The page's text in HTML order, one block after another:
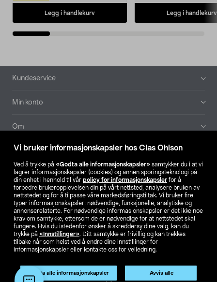
Vi bruker informasjonskapsler hos Clas Ohlson
Ved å trykke på «Godta alle informasjonskapsler» samtykker du i at vi
lagrer informasjonskapsler (cookies) og annen sporingsteknologi på
din enhet i henhold til vår policy for informasjonskapsler for å
forbedre brukeropplevelsen din på vårt nettsted, analysere bruken av
nettstedet og for å tilpasse våre markedsføringstiltak. Vi bruker fire
typer informasjonskapsler: nødvendige, funksjonelle, analytiske og
annonserelaterte. For nødvendige informasjonskapsler er det ikke noe
krav om samtykke, ettersom de er nødvendige for at nettstedet skal
fungere. Hvis du istedenfor ønsker å skreddersy dine valg, kan du
trykke på «Innstillinger». Ditt samtykke er frivillig og kan trekkes
tilbake når som helst ved å endre dine innstillinger for
informasjonskapsler eller kontakte oss for veiledning.
Godta alle informasjonskapsler Avvis alle
Legg i handlekurv Legg i handlekurv
Bunntekst
Kundeservice
Min konto
Om
Aktuelt
Våre selskaper
Finn din butikk
SE NO FI